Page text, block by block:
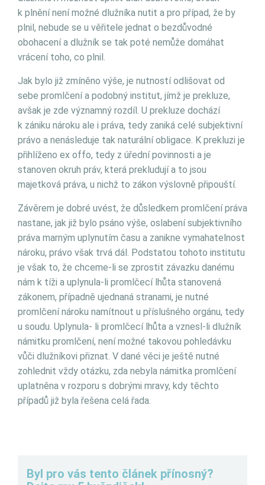
k plnění není možné dlužníka nutit a pro případ, že by
plnil, nebude se u věřitele jednat o bezdůvodné
obohacení a dlužník se tak poté nemůže domáhat
vrácení toho, co plnil.
Jak bylo již zmíněno výše, je nutností odlišovat od
sebe promlčení a podobný institut, jímž je prekluze,
avšak je zde významný rozdíl. U prekluze dochází
k zániku nároku ale i práva, tedy zaniká celé subjektivní
právo a nenásleduje tak naturální obligace. K prekluzi je
přihlíženo ex offo, tedy z úřední povinnosti a je
stanoven okruh práv, která prekludují a to jsou
majetková práva, u nichž to zákon výslovně připouští.
Závěrem je dobré uvést, že důsledkem promlčení práva
nastane, jak již bylo psáno výše, oslabení subjektivního
práva marným uplynutím času a zanikne vymahatelnost
nároku, právo však trvá dál. Podstatou tohoto institutu
je však to, že chceme-li se zprostit závazku danému
nám k tíži a uplynula-li promlčecí lhůta stanovená
zákonem, případně ujednaná stranami, je nutné
promlčení nároku namítnout u příslušného orgánu, tedy
u soudu. Uplynula- li promlčecí lhůta a vznesl-li dlužník
námitku promlčení, není možné takovou pohledávku
vůči dlužníkovi přiznat. V dané věci je ještě nutné
zohlednit vždy otázku, zda nebyla námitka promlčení
uplatněna v rozporu s dobrými mravy, kdy těchto
případů již byla řešena celá řada.
Byl pro vás tento článek přínosný?